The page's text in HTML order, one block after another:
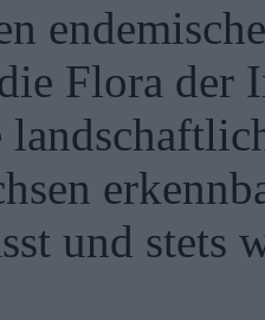
Flora der
und stets